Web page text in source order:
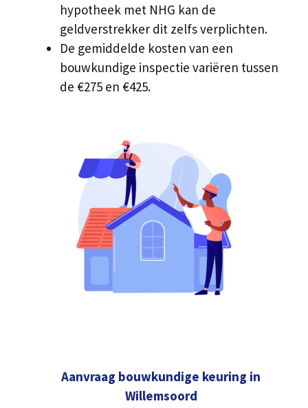
hypotheek met NHG kan de
geldverstrekker dit zelfs verplichten.
De gemiddelde kosten van een
bouwkundige inspectie variëren tussen
de €275 en €425.
Aanvraag bouwkundige keuring in
Willemsoord